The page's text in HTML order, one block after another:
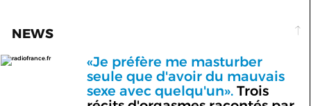
NEWS
radiofrance.fr
«Je préfère me masturber
seule que d'avoir du mauvais
sexe avec quelqu'un».Trois